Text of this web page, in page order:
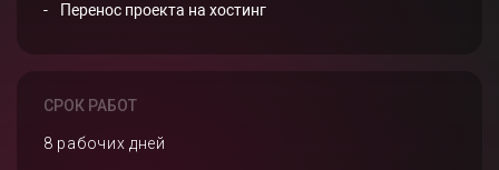
Перенос проекта на хостинг
СРОК РАБОТ
8 рабочих дней